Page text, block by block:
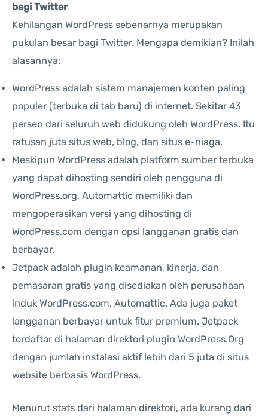
bagi Twitter
Kehilangan WordPress sebenarnya merupakan
pukulan besar bagi Twitter. Mengapa demikian? Inilah
alasannya:
WordPress adalah sistem manajemen konten paling
populer (terbuka di tab baru) di internet. Sekitar 43
persen dari seluruh web didukung oleh WordPress. Itu
ratusan juta situs web, blog, dan situs e-niaga.
Meskipun WordPress adalah platform sumber terbuka
yang dapat dihosting sendiri oleh pengguna di
WordPress.org, Automattic memiliki dan
mengoperasikan versi yang dihosting di
WordPress.com dengan opsi langganan gratis dan
berbayar.
Jetpack adalah plugin keamanan, kinerja, dan
pemasaran gratis yang disediakan oleh perusahaan
induk WordPress.com, Automattic. Ada juga paket
langganan berbayar untuk fitur premium. Jetpack
terdaftar di halaman direktori plugin WordPress.Org
dengan jumlah instalasi aktif lebih dari 5 juta di situs
website berbasis WordPress.
Menurut stats dari halaman direktori, ada kurang dari